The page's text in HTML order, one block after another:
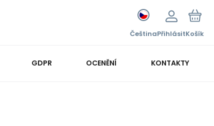
ČeštinaPřihlásitKošík
GDPR OCENĚNÍ KONTAKTY